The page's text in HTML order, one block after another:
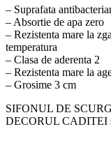
– Suprafata
– Absortie de apa zero
– Rezistenta mare la
temperatura
– Clasa de aderenta 2
– Rezistenta mare la
– Grosime 3 cm
SIFONUL DE
DECORUL CADITEI